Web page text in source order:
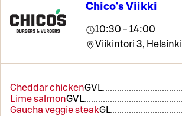
Chico's Viikki
10:30 - 14:00
Viikintori 3, Helsinki
Cheddar chickenGVL
Lime salmonGVL
Gaucha veggie steakGL